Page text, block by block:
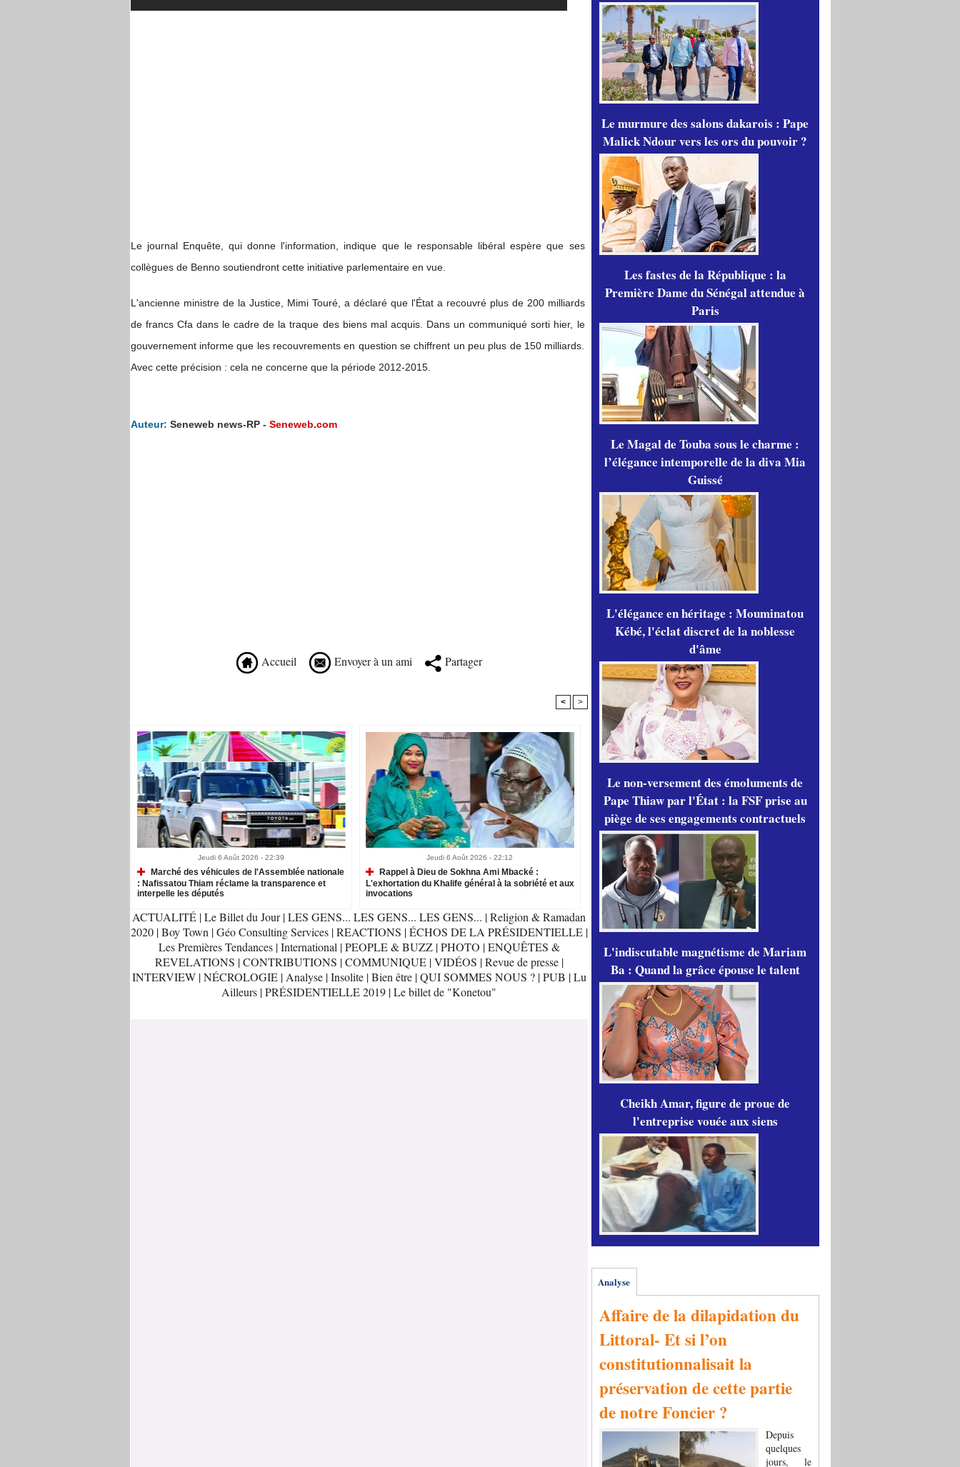
Le journal Enquête, qui donne l'information, indique que le responsable libéral espère que ses
collègues de Benno soutiendront cette initiative parlementaire en vue.
L'ancienne ministre de la Justice, Mimi Touré, a déclaré que l'État a recouvré plus de 200 milliards
de francs Cfa dans le cadre de la traque des biens mal acquis. Dans un communiqué sorti hier, le
gouvernement informe que les recouvrements en question se chiffrent un peu plus de 150 milliards.
Avec cette précision : cela ne concerne que la période 2012-2015.
Auteur: Seneweb news-RP - Seneweb.com
Accueil Envoyer à un ami Partager
< >
Jeudi 6 Août 2026 - 22:39
Marché des véhicules de l'Assemblée nationale
: Nafissatou Thiam réclame la transparence et
interpelle les députés
Jeudi 6 Août 2026 - 22:12
Rappel à Dieu de Sokhna Ami Mbacké :
L'exhortation du Khalife général à la sobriété et aux
invocations
ACTUALITÉ |Le Billet du Jour |LES GENS... LES GENS... LES GENS... |Religion & Ramadan
2020 |Boy Town |Géo Consulting Services |REACTIONS |ÉCHOS DE LA PRÉSIDENTIELLE |
Les Premières Tendances |International |PEOPLE & BUZZ |PHOTO |ENQUÊTES &
REVELATIONS |CONTRIBUTIONS |COMMUNIQUE |VIDÉOS |Revue de presse |
INTERVIEW |NÉCROLOGIE |Analyse |Insolite |Bien être |QUI SOMMES NOUS ? |PUB |Lu
Ailleurs |PRÉSIDENTIELLE 2019 |Le billet de "Konetou"
Le murmure des salons dakarois : Pape
Malick Ndour vers les ors du pouvoir ?
Les fastes de la République : la
Première Dame du Sénégal attendue à
Paris
Le Magal de Touba sous le charme :
l’élégance intemporelle de la diva Mia
Guissé
L'élégance en héritage : Mouminatou
Kébé, l'éclat discret de la noblesse
d'âme
Le non-versement des émoluments de
Pape Thiaw par l'État : la FSF prise au
piège de ses engagements contractuels
L'indiscutable magnétisme de Mariam
Ba : Quand la grâce épouse le talent
Cheikh Amar, figure de proue de
l'entreprise vouée aux siens
Analyse
Affaire de la dilapidation du
Littoral- Et si l’on
constitutionnalisait la
préservation de cette partie
de notre Foncier ?
Depuis
quelques
jours, le